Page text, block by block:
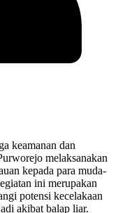
keamanan dan
melaksanakan
kepada para muda-
ini merupakan
potensi kecelakaan
akibat balap liar.